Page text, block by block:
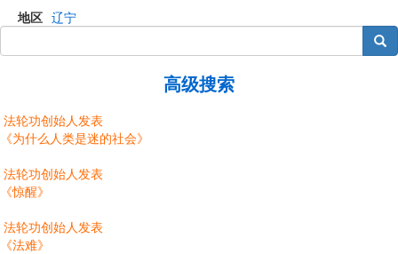
地区 辽宁
搜索
高级搜索
法轮功创始人发表
《为什么人类是迷的社会》
法轮功创始人发表
《惊醒》
法轮功创始人发表
《法难》